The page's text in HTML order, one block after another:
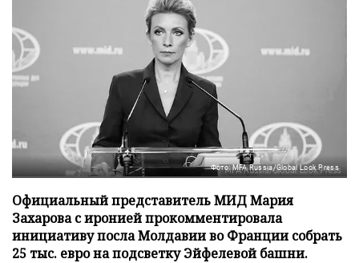
Фото: MFA Russia/Global Look Press
Официальный представитель МИД Мария
Захарова с иронией прокомментировала
инициативу посла Молдавии во Франции собрать
25 тыс. евро на подсветку Эйфелевой башни.